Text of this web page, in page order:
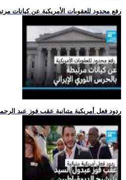
.. رفع محدود للعقوبات الأمريكية عن كيانات
.. ردود فعل أمريكية متبانية عقب فوز عبد